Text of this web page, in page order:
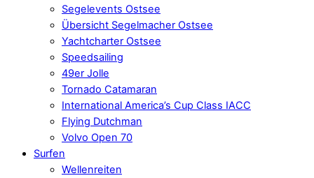
Segelevents Ostsee
Übersicht Segelmacher Ostsee
Yachtcharter Ostsee
Speedsailing
49er Jolle
Tornado Catamaran
International America’s Cup Class IACC
Flying Dutchman
Volvo Open 70
Surfen
Wellenreiten